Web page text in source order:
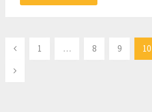
Posts
pagination
1 … 8 9 10